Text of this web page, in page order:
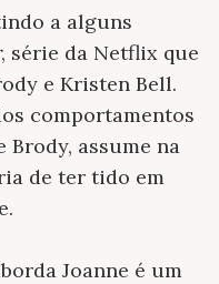
a alguns
, série da Netflix que
e Kristen Bell.
comportamentos
Brody, assume na
de ter tido em
Joanne é um